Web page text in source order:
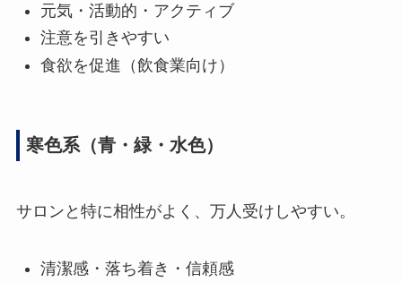
元気・活動的・アクティブ
注意を引きやすい
食欲を促進（飲食業向け）
寒色系（青・緑・水色）
サロンと特に相性がよく、万人受けしやすい。
清潔感・落ち着き・信頼感